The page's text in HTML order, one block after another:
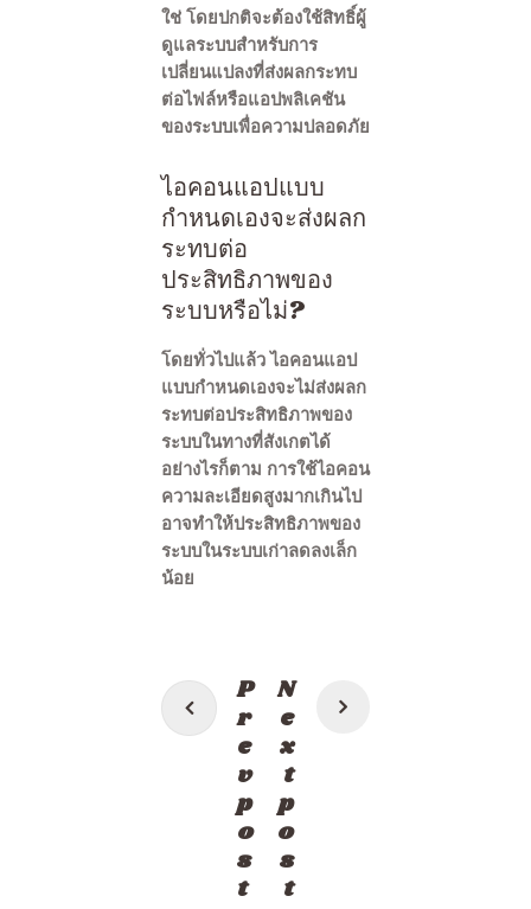
ใช่ โดยปกติจะต้องใช้สิทธิ์ผู้
ดูแลระบบสำหรับการ
เปลี่ยนแปลงที่ส่งผลกระทบ
ต่อไฟล์หรือแอปพลิเคชัน
ของระบบเพื่อความปลอดภัย
ไอคอนแอปแบบ
กำหนดเองจะส่งผลก
ระทบต่อ
ประสิทธิภาพของ
ระบบหรือไม่?
โดยทั่วไปแล้ว ไอคอนแอป
แบบกำหนดเองจะไม่ส่งผลก
ระทบต่อประสิทธิภาพของ
ระบบในทางที่สังเกตได้
อย่างไรก็ตาม การใช้ไอคอน
ความละเอียดสูงมากเกินไป
อาจทำให้ประสิทธิภาพของ
ระบบในระบบเก่าลดลงเล็ก
น้อย
แนะแนว
เรื่อง
P
r
e
v
p
o
s
t
N
e
x
t
p
o
s
t